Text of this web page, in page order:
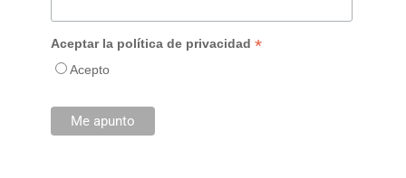
Aceptar la política de privacidad *
Acepto